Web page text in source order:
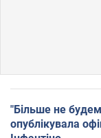
"Більше не
опублікувала